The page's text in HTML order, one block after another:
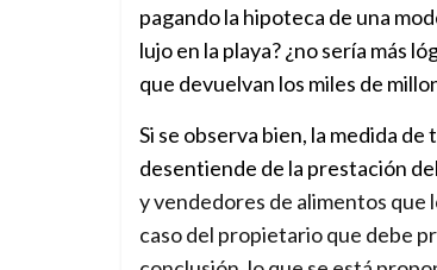
pagando la hipoteca de una
lujo en la playa? ¿no sería más
que devuelvan los miles de
Si se observa bien, la medida
desentiende de la prestación
y vendedores de alimentos que
caso del propietario que debe